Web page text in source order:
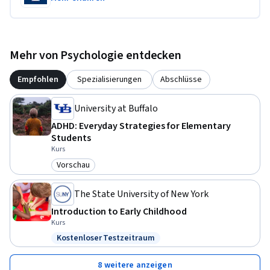
Mehr von Psychologie entdecken
Empfohlen Spezialisierungen Abschlüsse
University at Buffalo
ADHD: Everyday Strategies for Elementary
Students
Kurs
Kategorie: Vorschau
Vorschau
The State University of New York
Introduction to Early Childhood
Kurs
Status: Kostenloser Testzeitraum
Kostenloser Testzeitraum
8 weitere anzeigen